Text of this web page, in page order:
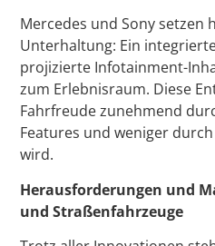
Mercedes und Sony setzen
Unterhaltung: Ein
projizierte Infotainment-
zum Erlebnisraum. Diese
Fahrfreude zunehmend
Features und weniger
wird.
Herausforderungen und
und Straßenfahrzeuge